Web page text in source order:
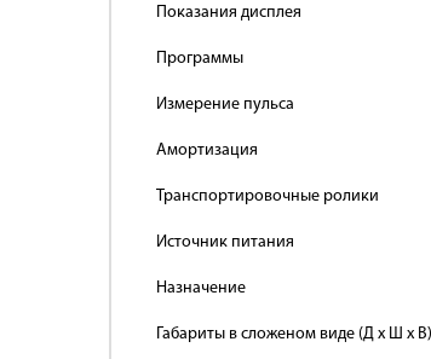
Показания дисплея
Программы
Измерение пульса
Амортизация
Транспортировочные ролики
Источник питания
Назначение
Габариты в сложеном виде (Д x Ш x В)